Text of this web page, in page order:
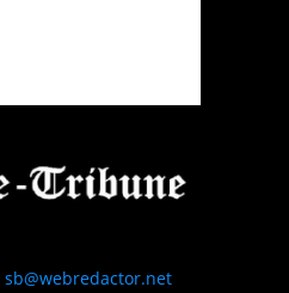
sb@webredactor.net